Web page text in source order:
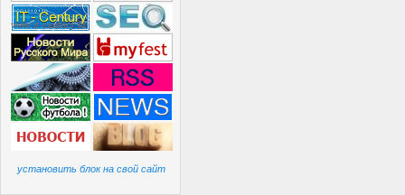
установить блок на свой сайт